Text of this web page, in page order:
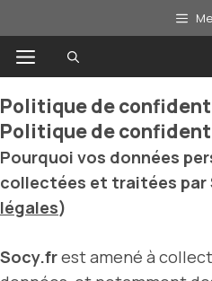
au
contenuMenu
Politique de
Politique de
Pourquoi vos données
collectées et traitées par
légales)
Socy.frest amené à